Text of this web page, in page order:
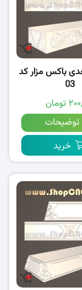
باکس مزار کد
03
تومان
توضیحات
خرید